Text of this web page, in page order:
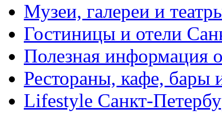
Музеи, галереи и
Гостиницы и отели
Полезная информация
Рестораны, кафе, бары
Lifestyle Санкт-